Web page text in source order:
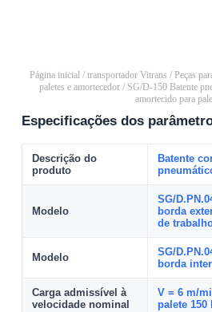
Página inicial/ transportador Vitrans / Peças
paletes e amortecedor/ SG/D-150 Batente
amortecido para
Especificações dos
Descrição do
produto
Batente
Modelo
SG/
borda
de
Modelo
SG/
borda
Carga admissível à
velocidade nominal
V = 6 m/
palete 150